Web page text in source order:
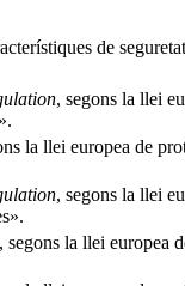
de
, segons la llei
la llei europea de
, segons la llei
, segons la llei europea